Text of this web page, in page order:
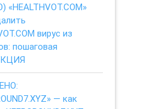
вирус из
пошаговая
— как